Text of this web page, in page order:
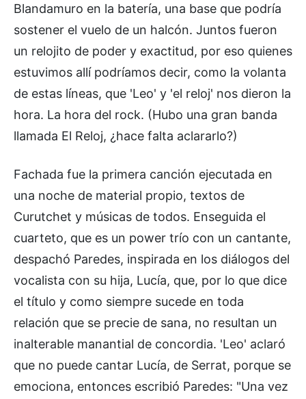
Blandamuro en la batería, una base que podría
sostener el vuelo de un halcón. Juntos fueron
un relojito de poder y exactitud, por eso quienes
estuvimos allí podríamos decir, como la volanta
de estas líneas, que 'Leo' y 'el reloj' nos dieron la
hora. La hora del rock. (Hubo una gran banda
llamada El Reloj, ¿hace falta aclararlo?)
Fachada fue la primera canción ejecutada en
una noche de material propio, textos de
Curutchet y músicas de todos. Enseguida el
cuarteto, que es un power trío con un cantante,
despachó Paredes, inspirada en los diálogos del
vocalista con su hija, Lucía, que, por lo que dice
el título y como siempre sucede en toda
relación que se precie de sana, no resultan un
inalterable manantial de concordia. 'Leo' aclaró
que no puede cantar Lucía, de Serrat, porque se
emociona, entonces escribió Paredes: "Una vez